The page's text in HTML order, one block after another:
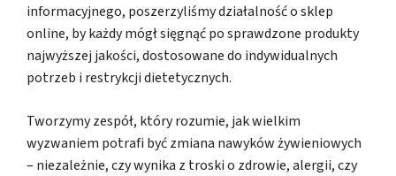
informacyjnego, poszerzyliśmy działalność o sklep
online, by każdy mógł sięgnąć po sprawdzone produkty
najwyższej jakości, dostosowane do indywidualnych
potrzeb i restrykcji dietetycznych.
Tworzymy zespół, który rozumie, jak wielkim
wyzwaniem potrafi być zmiana nawyków żywieniowych
– niezależnie, czy wynika z troski o zdrowie, alergii, czy